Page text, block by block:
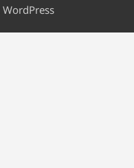
WordPress